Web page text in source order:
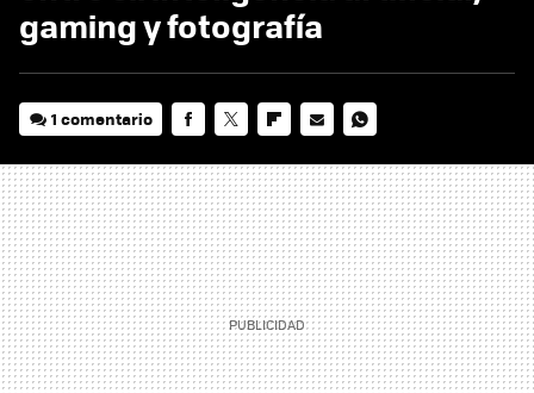
gaming y fotografía
1 comentario
MAIL